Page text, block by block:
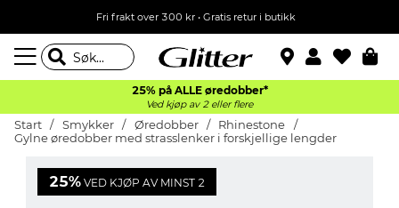
Fri frakt over 300 kr • Gratis retur i butikk
25% på ALLE øredobber*
Ved kjøp av 2 eller flere
Start Smykker Øredobber
Rhinestone
Gylne øredobber med strasslenker i forskjellige lengder
25% VED KJØP AV MINST 2